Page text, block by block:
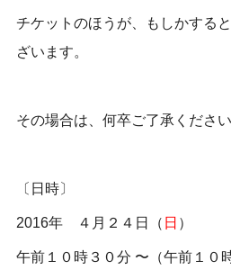
チケットのほうが、もしかすると
ざいます。
その場合は、何卒ご了承ください
〔日時〕
2016年 ４月２４日（ 日 ）
午前１０時３０分 〜（午前１０